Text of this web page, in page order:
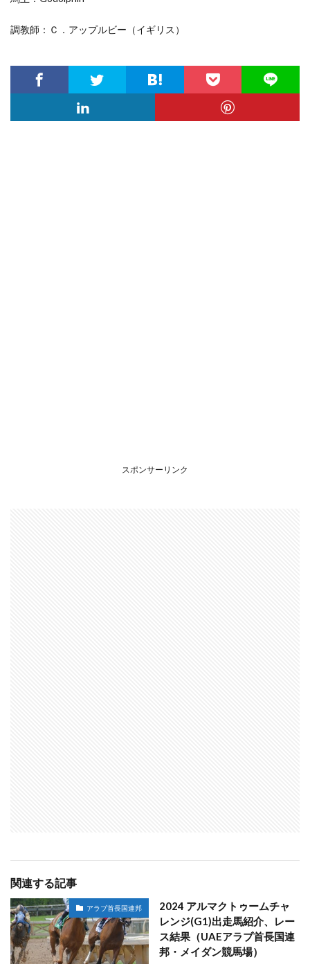
調教師：Ｃ．アップルビー（イギリス）
スポンサーリンク
関連する記事
アラブ首長国連邦
2024 アルマクトゥームチャ
レンジ(G1)出走馬紹介、レー
ス結果（UAEアラブ首長国連
邦・メイダン競馬場）